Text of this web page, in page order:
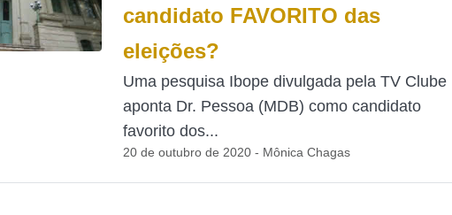
candidato FAVORITO das
eleições?
Uma pesquisa Ibope divulgada pela TV Clube
aponta Dr. Pessoa (MDB) como candidato
favorito dos...
20 de outubro de 2020 - Mônica Chagas